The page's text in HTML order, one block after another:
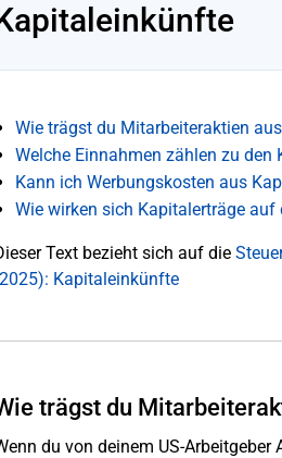
Wie trägst du Mitarbeiteraktien
Welche Einnahmen zählen zu den
Kann ich Werbungskosten aus
Wie wirken sich Kapitalerträge
Text bezieht sich auf die
Kapitaleinkünfte
trägst du
du von deinem US-